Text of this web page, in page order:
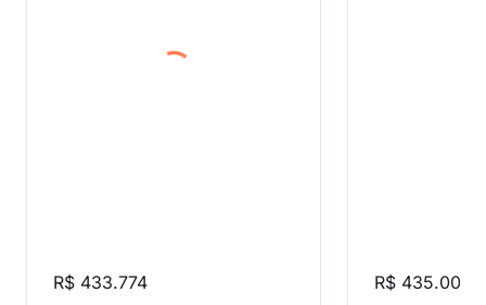
R$ 433.774 R$ 435.000